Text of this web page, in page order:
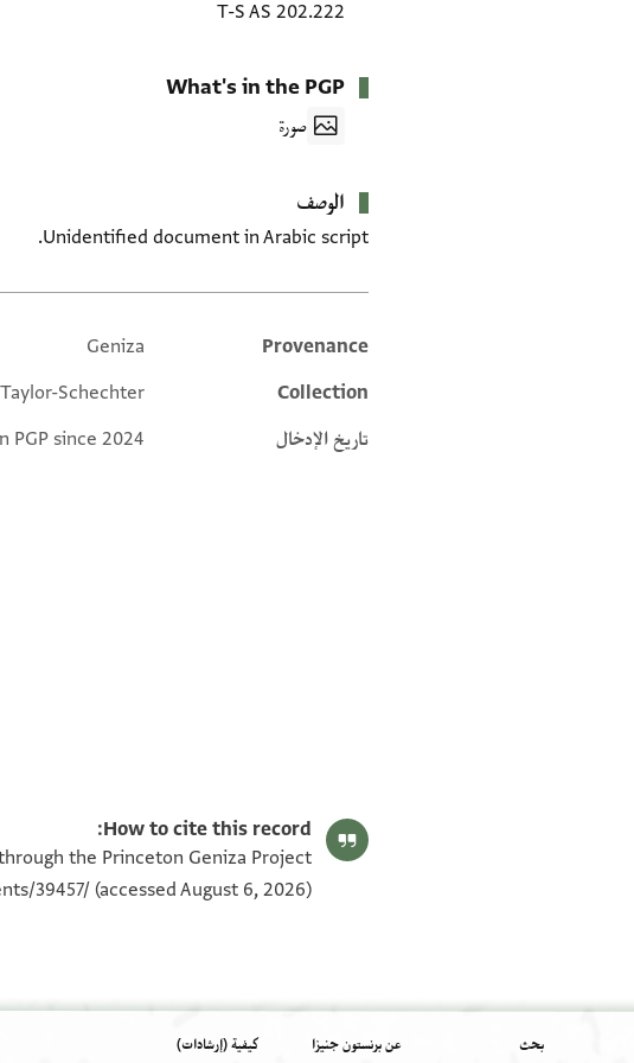
T-S AS 202.222
What's in the PGP
صورة
الوصف
Unidentified document in Arabic script.
Additional metadata
Provenance
Geniza
Collection
Schechter
تاريخ الإدخال
PGP since 2024
How to cite this record:
the Princeton Geniza Project
39457/(accessed August 6, 2026).
بحث عن برنستون جنيزا كيفية (إرشادات)